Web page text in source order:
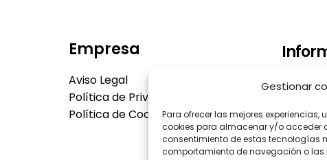
Gestionar
Para ofrecer las mejores
cookies para almacenar y/o acceder
consentimiento de estas tecnologías
comportamiento de navegación o las
Empresa
Aviso Legal
Política de Privacidad
Política de Cookies
BILBAO
Correo